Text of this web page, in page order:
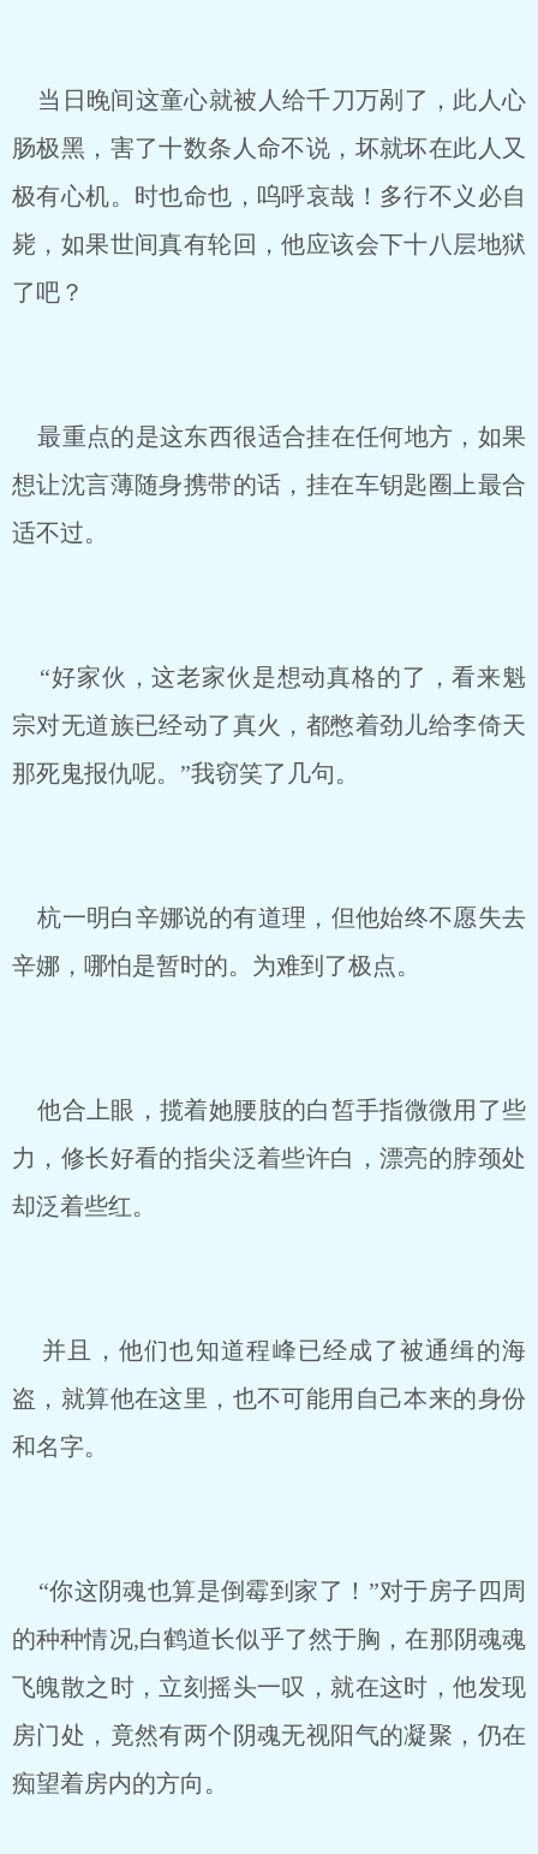
当日晚间这童心就被人给千刀万剐了，此人心
肠极黑，害了十数条人命不说，坏就坏在此人又
极有心机。时也命也，呜呼哀哉！多行不义必自
毙，如果世间真有轮回，他应该会下十八层地狱
了吧？
最重点的是这东西很适合挂在任何地方，如果
想让沈言薄随身携带的话，挂在车钥匙圈上最合
适不过。
“好家伙，这老家伙是想动真格的了，看来魁
宗对无道族已经动了真火，都憋着劲儿给李倚天
那死鬼报仇呢。”我窃笑了几句。
杭一明白辛娜说的有道理，但他始终不愿失去
辛娜，哪怕是暂时的。为难到了极点。
他合上眼，揽着她腰肢的白皙手指微微用了些
力，修长好看的指尖泛着些许白，漂亮的脖颈处
却泛着些红。
并且，他们也知道程峰已经成了被通缉的海
盗，就算他在这里，也不可能用自己本来的身份
和名字。
“你这阴魂也算是倒霉到家了！”对于房子四周
的种种情况,白鹤道长似乎了然于胸，在那阴魂魂
飞魄散之时，立刻摇头一叹，就在这时，他发现
房门处，竟然有两个阴魂无视阳气的凝聚，仍在
痴望着房内的方向。